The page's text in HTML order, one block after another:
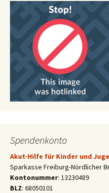
Spendenkonto
Akut-Hilfe für Kinder und
Sparkasse Freiburg-Nördlicher
Kontonummer: 13230489
BLZ: 68050101